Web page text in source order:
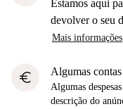
Estamos aqui
devolver o seu
Mais informações
euro Algumas
Algumas
descrição do